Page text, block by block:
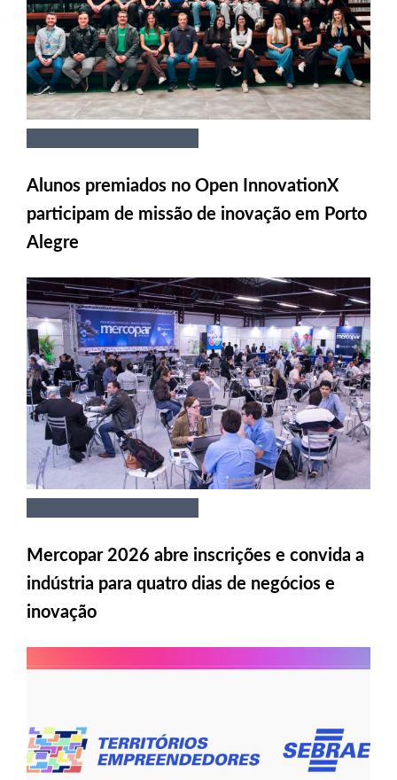
Alunos premiados no Open InnovationX
participam de missão de inovação em Porto
Alegre
Mercopar 2026 abre inscrições e convida a
indústria para quatro dias de negócios e
inovação